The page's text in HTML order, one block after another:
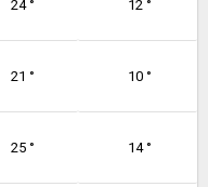
24 ° 12 °
21 ° 10 °
25 ° 14 °